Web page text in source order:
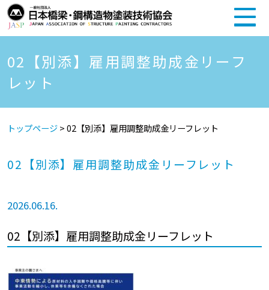
02【別添】雇用調整助成金リーフ
レット
トップページ>02【別添】雇用調整助成金リーフレット
02【別添】雇用調整助成金リーフレット
2026.06.16.
02【別添】雇用調整助成金リーフレット